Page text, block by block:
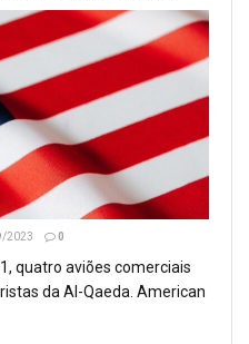
2023 0
quatro aviões comerciais
da Al-Qaeda. American